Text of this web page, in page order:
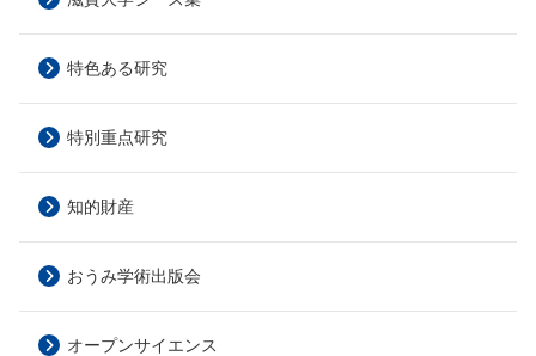
特色ある研究
特別重点研究
知的財産
おうみ学術出版会
オープンサイエンス